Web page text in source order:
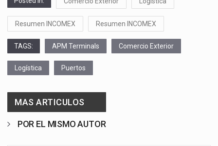
Resumen INCOMEX Resumen INCOMEX
TAGS: APM Terminals Comercio Exterior
Logística Puertos
MAS ARTICULOS
POR EL MISMO AUTOR